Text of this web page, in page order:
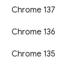
Chrome 137
Chrome 136
Chrome 135